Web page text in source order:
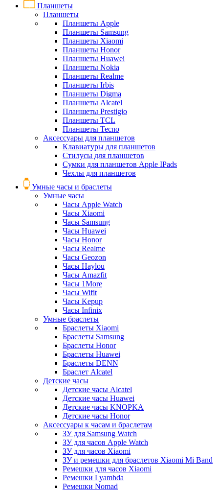
Планшеты
Планшеты
Планшеты Apple
Планшеты Samsung
Планшеты Xiaomi
Планшеты Honor
Планшеты Huawei
Планшеты Nokia
Планшеты Realme
Планшеты Irbis
Планшеты Digma
Планшеты Alcatel
Планшеты Prestigio
Планшеты TCL
Планшеты Tecno
Аксессуары для планшетов
Клавиатуры для планшетов
Стилусы для планшетов
Сумки для планшетов Apple IPads
Чехлы для планшетов
Умные часы и браслеты
Умные часы
Часы Apple Watch
Часы Xiaomi
Часы Samsung
Часы Huawei
Часы Honor
Часы Realme
Часы Geozon
Часы Haylou
Часы Amazfit
Часы 1More
Часы Wifit
Часы Kepup
Часы Infinix
Умные браслеты
Браслеты Xiaomi
Браслеты Samsung
Браслеты Honor
Браслеты Huawei
Браслеты DENN
Браслет Alcatel
Детские часы
Детские часы Alcatel
Детские часы Huawei
Детские часы KNOPKA
Детские часы Honor
Аксессуары к часам и браслетам
ЗУ для Samsung Watch
ЗУ для часов Apple Watch
ЗУ для часов Xiaomi
ЗУ и ремешки для браслетов Xiaomi Mi Band
Ремешки для часов Xiaomi
Ремешки Lyambda
Ремешки Nomad